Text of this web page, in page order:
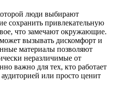
люди выбирают
сохранить привлекательную
что замечают окружающие.
вызывать дискомфорт и
материалы позволяют
неразличимые от
важно для тех, кто работает
или просто ценит